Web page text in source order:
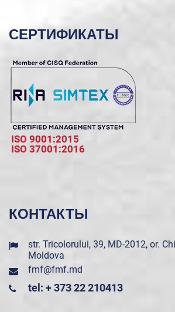
СЕРТИФИКАТЫ
ISO 9001:2015
ISO 37001:2016
КОНТАКТЫ
str. Tricolorului, 39, MD-2012, or.
Moldova
fmf@fmf.md
tel: + 373 22 210413